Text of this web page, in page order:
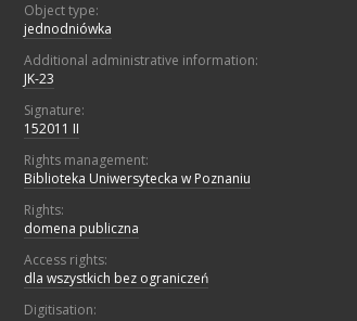
Object type:
jednodniówka
Additional administrative information:
JK-23
Signature:
152011 II
Rights management:
Biblioteka Uniwersytecka w Poznaniu
Rights:
domena publiczna
Access rights:
dla wszystkich bez ograniczeń
Digitisation: